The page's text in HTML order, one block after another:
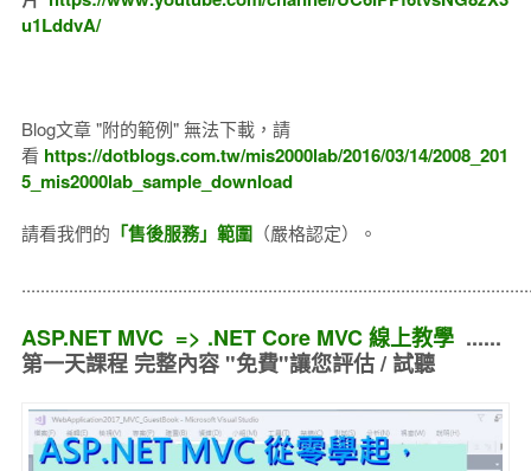
u1LddvA/
Blog文章 "附的範例" 無法下載，請
看 https://dotblogs.com.tw/mis2000lab/2016/03/14/2008_201
5_mis2000lab_sample_download
請看我們的 「售後服務」範圍（嚴格認定）。
ASP.NET MVC => .NET Core MVC 線上教學......
第一天課程 完整內容 "免費"讓您評估 / 試聽